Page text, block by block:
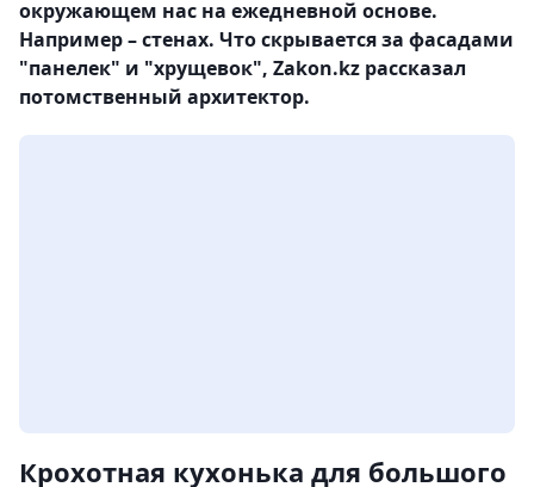
окружающем нас на ежедневной основе.
Например – стенах. Что скрывается за фасадами
"панелек" и "хрущевок", Zakon.kz рассказал
потомственный архитектор.
Крохотная кухонька для большого